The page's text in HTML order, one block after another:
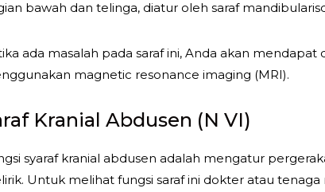
bawah dan telinga, diatur oleh saraf
ada masalah pada saraf ini, Anda akan mendapat
magnetic resonance imaging (MRI).
Kranial Abdusen (N VI)
syaraf kranial abdusen adalah mengatur
Untuk melihat fungsi saraf ini dokter atau